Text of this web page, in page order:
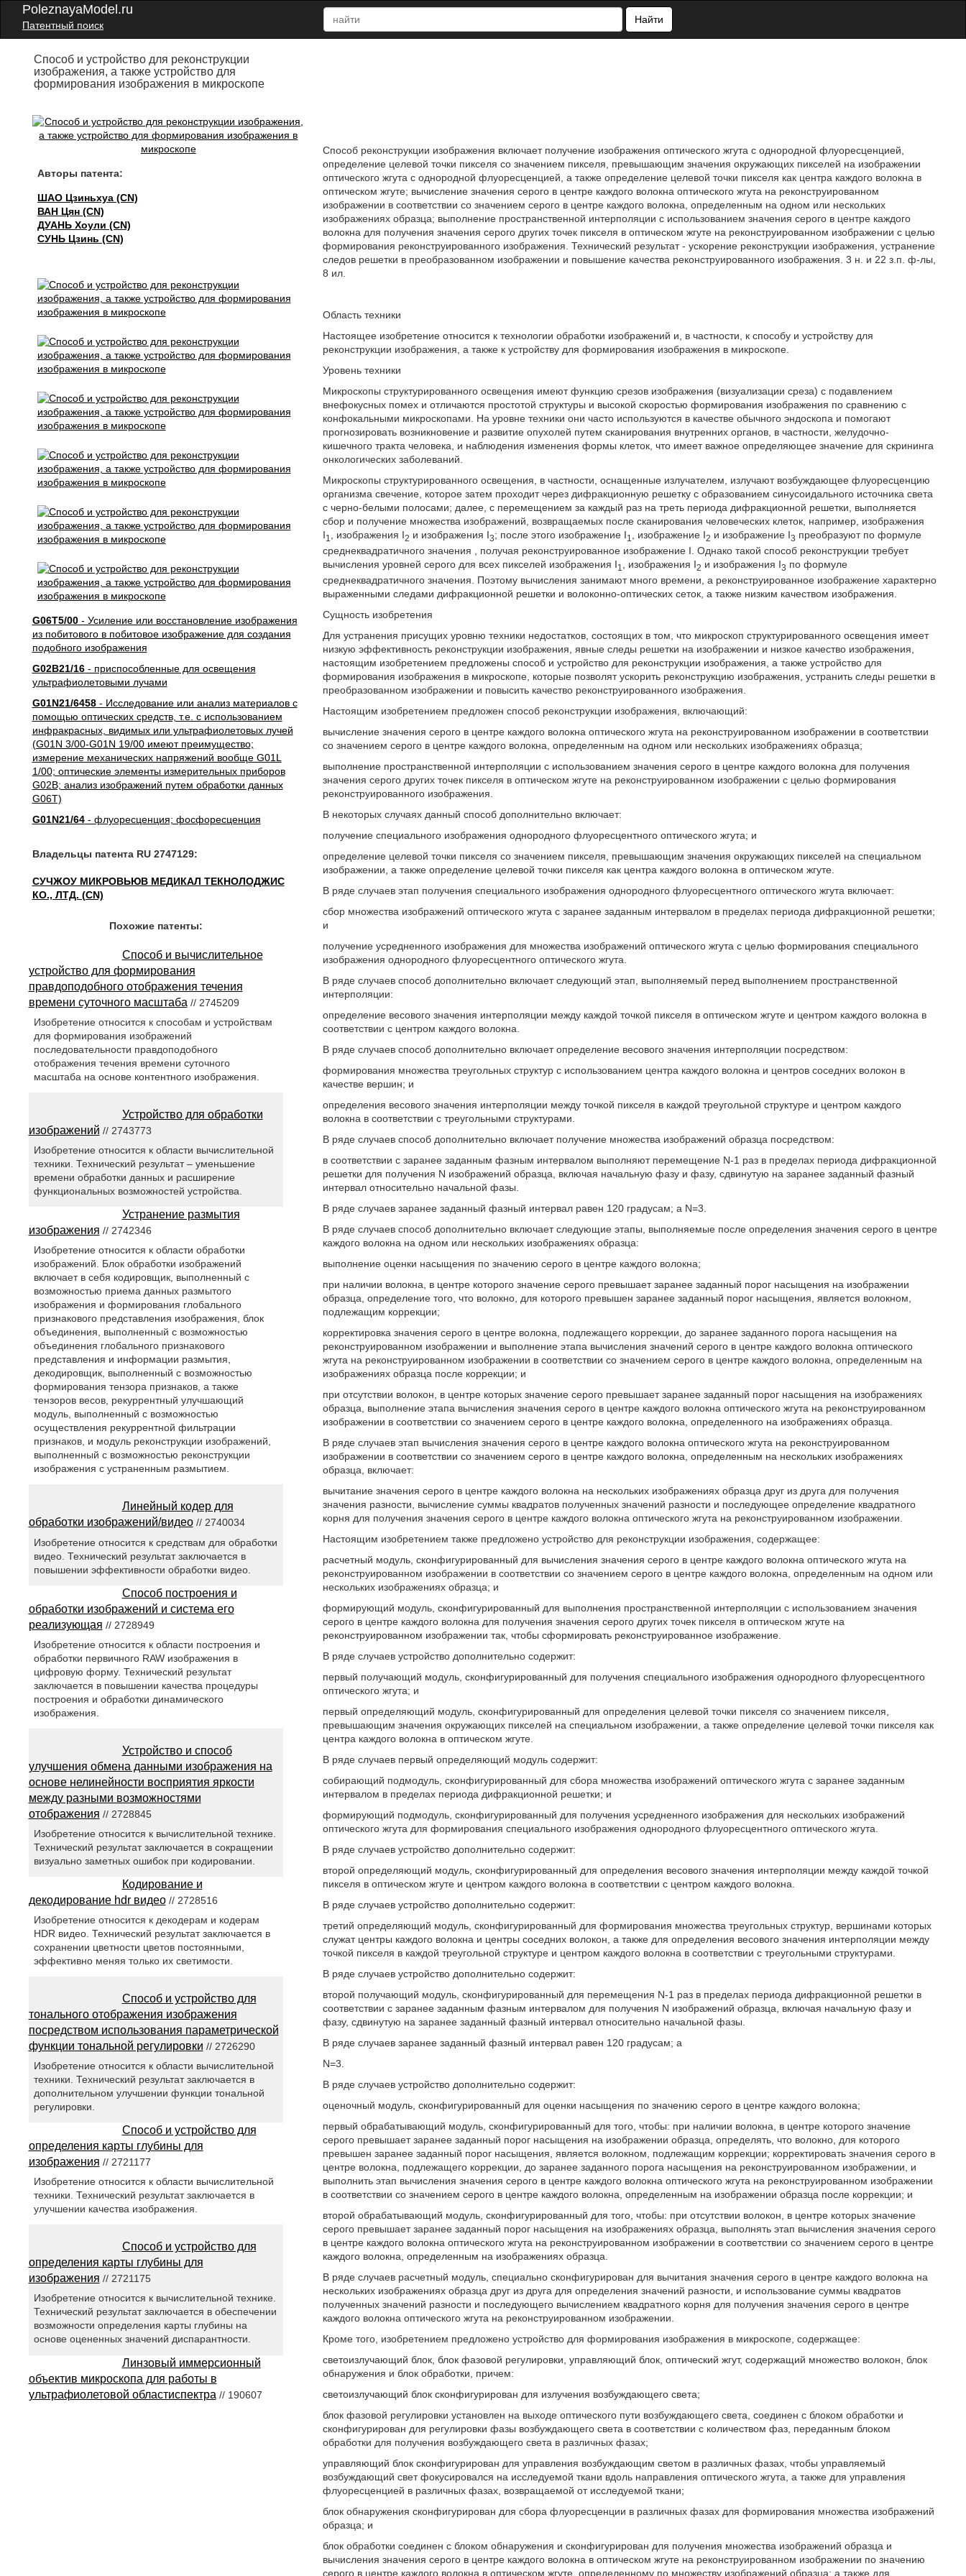
PoleznayaModel.ru
Патентный поиск
Найти
Способ и устройство для реконструкции
изображения, а также устройство для
формирования изображения в микроскопе
Авторы патента:
ШАО Цзиньхуа (CN)
ВАН Цян (CN)
ДУАНЬ Хоули (CN)
СУНЬ Цзинь (CN)
G06T5/00- Усиление или восстановление изображения
из побитового в побитовое изображение для создания
подобного изображения
G02B21/16- приспособленные для освещения
ультрафиолетовыми лучами
G01N21/6458- Исследование или анализ материалов с
помощью оптических средств, т.е. с использованием
инфракрасных, видимых или ультрафиолетовых лучей
(G01N 3/00-G01N 19/00 имеют преимущество;
измерение механических напряжений вообще G01L
1/00; оптические элементы измерительных приборов
G02B; анализ изображений путем обработки данных
G06T)
G01N21/64- флуоресценция; фосфоресценция
Владельцы патента RU 2747129:
СУЧЖОУ МИКРОВЬЮВ МЕДИКАЛ ТЕКНОЛОДЖИС
КО., ЛТД. (CN)
Способ реконструкции изображения включает получение изображения оптического жгута с однородной флуоресценцией,
определение целевой точки пикселя со значением пикселя, превышающим значения окружающих пикселей на изображении
оптического жгута с однородной флуоресценцией, а также определение целевой точки пикселя как центра каждого волокна в
оптическом жгуте; вычисление значения серого в центре каждого волокна оптического жгута на реконструированном
изображении в соответствии со значением серого в центре каждого волокна, определенным на одном или нескольких
изображениях образца; выполнение пространственной интерполяции с использованием значения серого в центре каждого
волокна для получения значения серого других точек пикселя в оптическом жгуте на реконструированном изображении с целью
формирования реконструированного изображения. Технический результат - ускорение реконструкции изображения, устранение
следов решетки в преобразованном изображении и повышение качества реконструированного изображения. 3 н. и 22 з.п. ф-лы,
8 ил.
Область техники
Настоящее изобретение относится к технологии обработки изображений и, в частности, к способу и устройству для
реконструкции изображения, а также к устройству для формирования изображения в микроскопе.
Уровень техники
Микроскопы структурированного освещения имеют функцию срезов изображения (визуализации среза) с подавлением
внефокусных помех и отличаются простотой структуры и высокой скоростью формирования изображения по сравнению с
конфокальными микроскопами. На уровне техники они часто используются в качестве обычного эндоскопа и помогают
прогнозировать возникновение и развитие опухолей путем сканирования внутренних органов, в частности, желудочно-
кишечного тракта человека, и наблюдения изменения формы клеток, что имеет важное определяющее значение для скрининга
онкологических заболеваний.
Микроскопы структурированного освещения, в частности, оснащенные излучателем, излучают возбуждающее флуоресценцию
организма свечение, которое затем проходит через дифракционную решетку с образованием синусоидального источника света
с черно-белыми полосами; далее, с перемещением за каждый раз на треть периода дифракционной решетки, выполняется
сбор и получение множества изображений, возвращаемых после сканирования человеческих клеток, например, изображения
I1 , изображения I2 и изображения I3; после этого изображение I1 , изображение I2 и изображение I3 преобразуют по формуле
среднеквадратичного значения
, получая реконструированное изображение I. Однако такой способ реконструкции требует
вычисления уровней серого для всех пикселей изображения I1 , изображения I2 и изображения I3 по формуле
среднеквадратичного значения. Поэтому вычисления занимают много времени, а реконструированное изображение характерно
выраженными следами дифракционной решетки и волоконно-оптических сеток, а также низким качеством изображения.
Сущность изобретения
Для устранения присущих уровню техники недостатков, состоящих в том, что микроскоп структурированного освещения имеет
низкую эффективность реконструкции изображения, явные следы решетки на изображении и низкое качество изображения,
настоящим изобретением предложены способ и устройство для реконструкции изображения, а также устройство для
формирования изображения в микроскопе, которые позволят ускорить реконструкцию изображения, устранить следы решетки в
преобразованном изображении и повысить качество реконструированного изображения.
Настоящим изобретением предложен способ реконструкции изображения, включающий:
вычисление значения серого в центре каждого волокна оптического жгута на реконструированном изображении в соответствии
со значением серого в центре каждого волокна, определенным на одном или нескольких изображениях образца;
выполнение пространственной интерполяции с использованием значения серого в центре каждого волокна для получения
значения серого других точек пикселя в оптическом жгуте на реконструированном изображении с целью формирования
реконструированного изображения.
В некоторых случаях данный способ дополнительно включает:
получение специального изображения однородного флуоресцентного оптического жгута; и
определение целевой точки пикселя со значением пикселя, превышающим значения окружающих пикселей на специальном
изображении, а также определение целевой точки пикселя как центра каждого волокна в оптическом жгуте.
В ряде случаев этап получения специального изображения однородного флуоресцентного оптического жгута включает:
сбор множества изображений оптического жгута с заранее заданным интервалом в пределах периода дифракционной решетки;
и
получение усредненного изображения для множества изображений оптического жгута с целью формирования специального
изображения однородного флуоресцентного оптического жгута.
В ряде случаев способ дополнительно включает следующий этап, выполняемый перед выполнением пространственной
интерполяции:
определение весового значения интерполяции между каждой точкой пикселя в оптическом жгуте и центром каждого волокна в
соответствии с центром каждого волокна.
В ряде случаев способ дополнительно включает определение весового значения интерполяции посредством:
формирования множества треугольных структур с использованием центра каждого волокна и центров соседних волокон в
качестве вершин; и
определения весового значения интерполяции между точкой пикселя в каждой треугольной структуре и центром каждого
волокна в соответствии с треугольными структурами.
В ряде случаев способ дополнительно включает получение множества изображений образца посредством:
в соответствии с заранее заданным фазным интервалом выполняют перемещение N-1 раз в пределах периода дифракционной
решетки для получения N изображений образца, включая начальную фазу и фазу, сдвинутую на заранее заданный фазный
интервал относительно начальной фазы.
В ряде случаев заранее заданный фазный интервал равен 120 градусам; а N=3.
В ряде случаев способ дополнительно включает следующие этапы, выполняемые после определения значения серого в центре
каждого волокна на одном или нескольких изображениях образца:
выполнение оценки насыщения по значению серого в центре каждого волокна;
при наличии волокна, в центре которого значение серого превышает заранее заданный порог насыщения на изображении
образца, определение того, что волокно, для которого превышен заранее заданный порог насыщения, является волокном,
подлежащим коррекции;
корректировка значения серого в центре волокна, подлежащего коррекции, до заранее заданного порога насыщения на
реконструированном изображении и выполнение этапа вычисления значений серого в центре каждого волокна оптического
жгута на реконструированном изображении в соответствии со значением серого в центре каждого волокна, определенным на
изображениях образца после коррекции; и
при отсутствии волокон, в центре которых значение серого превышает заранее заданный порог насыщения на изображениях
образца, выполнение этапа вычисления значения серого в центре каждого волокна оптического жгута на реконструированном
изображении в соответствии со значением серого в центре каждого волокна, определенного на изображениях образца.
В ряде случаев этап вычисления значения серого в центре каждого волокна оптического жгута на реконструированном
изображении в соответствии со значением серого в центре каждого волокна, определенным на нескольких изображениях
образца, включает:
вычитание значения серого в центре каждого волокна на нескольких изображениях образца друг из друга для получения
значения разности, вычисление суммы квадратов полученных значений разности и последующее определение квадратного
корня для получения значения серого в центре каждого волокна оптического жгута на реконструированном изображении.
Настоящим изобретением также предложено устройство для реконструкции изображения, содержащее:
расчетный модуль, сконфигурированный для вычисления значения серого в центре каждого волокна оптического жгута на
реконструированном изображении в соответствии со значением серого в центре каждого волокна, определенным на одном или
нескольких изображениях образца; и
формирующий модуль, сконфигурированный для выполнения пространственной интерполяции с использованием значения
серого в центре каждого волокна для получения значения серого других точек пикселя в оптическом жгуте на
реконструированном изображении так, чтобы сформировать реконструированное изображение.
В ряде случаев устройство дополнительно содержит:
первый получающий модуль, сконфигурированный для получения специального изображения однородного флуоресцентного
оптического жгута; и
первый определяющий модуль, сконфигурированный для определения целевой точки пикселя со значением пикселя,
превышающим значения окружающих пикселей на специальном изображении, а также определение целевой точки пикселя как
центра каждого волокна в оптическом жгуте.
В ряде случаев первый определяющий модуль содержит:
собирающий подмодуль, сконфигурированный для сбора множества изображений оптического жгута с заранее заданным
интервалом в пределах периода дифракционной решетки; и
формирующий подмодуль, сконфигурированный для получения усредненного изображения для нескольких изображений
оптического жгута для формирования специального изображения однородного флуоресцентного оптического жгута.
В ряде случаев устройство дополнительно содержит:
второй определяющий модуль, сконфигурированный для определения весового значения интерполяции между каждой точкой
пикселя в оптическом жгуте и центром каждого волокна в соответствии с центром каждого волокна.
В ряде случаев устройство дополнительно содержит:
третий определяющий модуль, сконфигурированный для формирования множества треугольных структур, вершинами которых
служат центры каждого волокна и центры соседних волокон, а также для определения весового значения интерполяции между
точкой пикселя в каждой треугольной структуре и центром каждого волокна в соответствии с треугольными структурами.
В ряде случаев устройство дополнительно содержит:
второй получающий модуль, сконфигурированный для перемещения N-1 раз в пределах периода дифракционной решетки в
соответствии с заранее заданным фазным интервалом для получения N изображений образца, включая начальную фазу и
фазу, сдвинутую на заранее заданный фазный интервал относительно начальной фазы.
В ряде случаев заранее заданный фазный интервал равен 120 градусам; а
N=3.
В ряде случаев устройство дополнительно содержит:
оценочный модуль, сконфигурированный для оценки насыщения по значению серого в центре каждого волокна;
первый обрабатывающий модуль, сконфигурированный для того, чтобы: при наличии волокна, в центре которого значение
серого превышает заранее заданный порог насыщения на изображении образца, определять, что волокно, для которого
превышен заранее заданный порог насыщения, является волокном, подлежащим коррекции; корректировать значения серого в
центре волокна, подлежащего коррекции, до заранее заданного порога насыщения на реконструированном изображении, и
выполнить этап вычисления значения серого в центре каждого волокна оптического жгута на реконструированном изображении
в соответствии со значением серого в центре каждого волокна, определенным на изображении образца после коррекции; и
второй обрабатывающий модуль, сконфигурированный для того, чтобы: при отсутствии волокон, в центре которых значение
серого превышает заранее заданный порог насыщения на изображениях образца, выполнять этап вычисления значения серого
в центре каждого волокна оптического жгута на реконструированном изображении в соответствии со значением серого в центре
каждого волокна, определенным на изображениях образца.
В ряде случаев расчетный модуль, специально сконфигурирован для вычитания значения серого в центре каждого волокна на
нескольких изображениях образца друг из друга для определения значений разности, и использование суммы квадратов
полученных значений разности и последующего вычислением квадратного корня для получения значения серого в центре
каждого волокна оптического жгута на реконструированном изображении.
Кроме того, изобретением предложено устройство для формирования изображения в микроскопе, содержащее:
светоизлучающий блок, блок фазовой регулировки, управляющий блок, оптический жгут, содержащий множество волокон, блок
обнаружения и блок обработки, причем:
светоизлучающий блок сконфигурирован для излучения возбуждающего света;
блок фазовой регулировки установлен на выходе оптического пути возбуждающего света, соединен с блоком обработки и
сконфигурирован для регулировки фазы возбуждающего света в соответствии с количеством фаз, переданным блоком
обработки для получения возбуждающего света в различных фазах;
управляющий блок сконфигурирован для управления возбуждающим светом в различных фазах, чтобы управляемый
возбуждающий свет фокусировался на исследуемой ткани вдоль направления оптического жгута, а также для управления
флуоресценцией в различных фазах, возвращаемой от исследуемой ткани;
блок обнаружения сконфигурирован для сбора флуоресценции в различных фазах для формирования множества изображений
образца; и
блок обработки соединен с блоком обнаружения и сконфигурирован для получения множества изображений образца и
вычисления значения серого в центре каждого волокна в оптическом жгуте на реконструированном изображении по значению
серого в центре каждого волокна в оптическом жгуте, определенному по множеству изображений образца; а также для
Похожие патенты:
Способ и вычислительное
устройство для формирования
правдоподобного отображения течения
времени суточного масштаба // 2745209
Изобретение относится к способам и устройствам
для формирования изображений
последовательности правдоподобного
отображения течения времени суточного
масштаба на основе контентного изображения.
Устройство для обработки
изображений // 2743773
Изобретение относится к области вычислительной
техники. Технический результат – уменьшение
времени обработки данных и расширение
функциональных возможностей устройства.
Устранение размытия
изображения // 2742346
Изобретение относится к области обработки
изображений. Блок обработки изображений
включает в себя кодировщик, выполненный с
возможностью приема данных размытого
изображения и формирования глобального
признакового представления изображения, блок
объединения, выполненный с возможностью
объединения глобального признакового
представления и информации размытия,
декодировщик, выполненный с возможностью
формирования тензора признаков, а также
тензоров весов, рекуррентный улучшающий
модуль, выполненный с возможностью
осуществления рекуррентной фильтрации
признаков, и модуль реконструкции изображений,
выполненный с возможностью реконструкции
изображения с устраненным размытием.
Линейный кодер для
обработки изображений/видео// 2740034
Изобретение относится к средствам для обработки
видео. Технический результат заключается в
повышении эффективности обработки видео.
Способ построения и
обработки изображений и система его
реализующая // 2728949
Изобретение относится к области построения и
обработки первичного RAW изображения в
цифровую форму. Технический результат
заключается в повышении качества процедуры
построения и обработки динамического
изображения.
Устройство и способ
улучшения обмена данными изображения на
основе нелинейности восприятия яркости
между разными возможностями
отображения // 2728845
Изобретение относится к вычислительной технике.
Технический результат заключается в сокращении
визуально заметных ошибок при кодировании.
Кодирование и
декодирование hdr видео// 2728516
Изобретение относится к декодерам и кодерам
HDR видео. Технический результат заключается в
сохранении цветности цветов постоянными,
эффективно меняя только их светимости.
Способ и устройство для
тонального отображения изображения
посредством использования параметрической
функции тональной регулировки // 2726290
Изобретение относится к области вычислительной
техники. Технический результат заключается в
дополнительном улучшении функции тональной
регулировки.
Способ и устройство для
определения карты глубины для
изображения // 2721177
Изобретение относится к области вычислительной
техники. Технический результат заключается в
улучшении качества изображения.
Способ и устройство для
определения карты глубины для
изображения // 2721175
Изобретение относится к вычислительной технике.
Технический результат заключается в обеспечении
возможности определения карты глубины на
основе оцененных значений диспарантности.
Линзовый иммерсионный
объектив микроскопа для работы в
ультрафиолетовой областиспектра // 190607